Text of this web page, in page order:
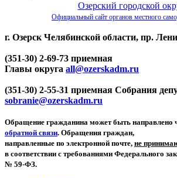
Озерский городской
Официальный сайт органов местного
г. Озерск Челябинской области, пр.
(351-30) 2-69-73 приемная
Главы округа all@ozerskadm.ru
(351-30) 2-55-31 приемная Собрания
sobranie@ozerskadm.ru
Обращение гражданина может быть направлено
обратной связи. Обращения граждан,
направленные по электронной почте, не
в соответствии с требованиями Федерального
№ 59-ФЗ.